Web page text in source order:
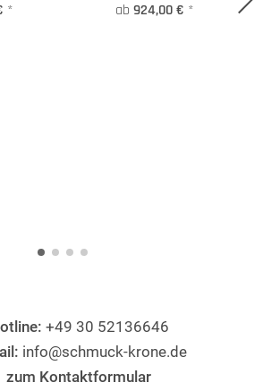
* ab 924,00 € *
+49 30 52136646
info@schmuck-krone.de
zum Kontaktformular